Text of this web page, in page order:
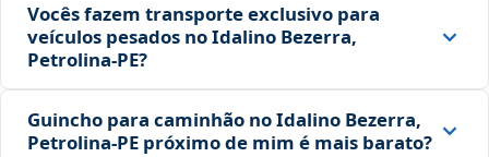
Vocês fazem transporte exclusivo para
veículos pesados no Idalino Bezerra,
Petrolina‑PE?
Guincho para caminhão no Idalino Bezerra,
Petrolina‑PE próximo de mim é mais barato?